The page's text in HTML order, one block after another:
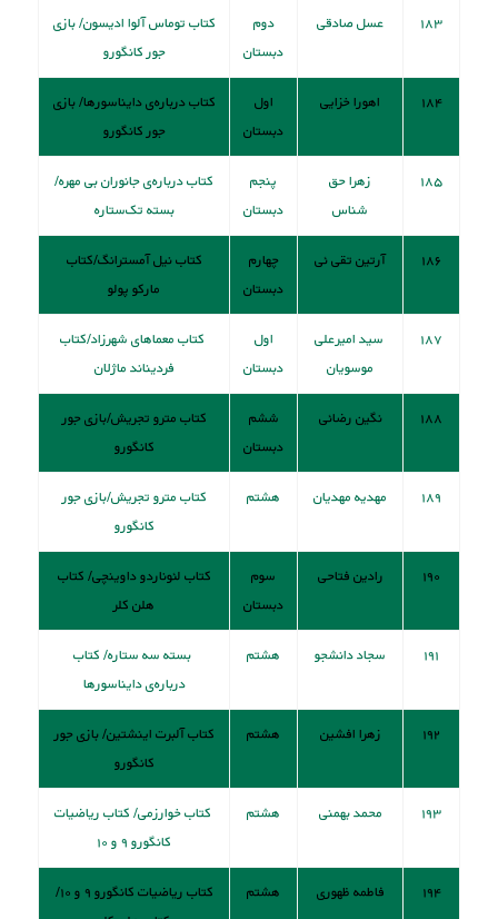
۱۸۳ عسل صادقی
دوم
دبستان
کتاب توماس آلوا اديسون/ بازی
جور کانگورو
۱۸۴ اهورا خزایی
اول
دبستان
کتاب دربار‌ه‌ی دایناسورها/ بازی
جور کانگورو
۱۸۵
زهرا حق
شناس
پنجم
دبستان
کتاب درباره‌ی جانوران بی مهره/
بسته تک‌ستاره
۱۸۶ آرتین تقی ئی
چهارم
دبستان
کتاب نيل آمسترانگ/کتاب
مارکو پولو
۱۸۷
سید امیرعلی
موسویان
اول
دبستان
کتاب معماهای شهرزاد/کتاب
فرديناند ماژلان
۱۸۸ نگین رضائی
ششم
دبستان
کتاب مترو تجریش/بازی جور
کانگورو
۱۸۹ مهدیه مهدیان هشتم
کتاب مترو تجریش/بازی جور
کانگورو
۱۹۰ رادین فتاحی
سوم
دبستان
کتاب لئوناردو داوينچی/ کتاب
هلن کلر
۱۹۱ سجاد دانشجو هشتم
بسته سه ستاره/ کتاب
دربار‌ه‌ی دایناسورها
۱۹۲ زهرا افشین هشتم
کتاب آلبرت اينشتين/ بازی جور
کانگورو
۱۹۳ محمد بهمنی هشتم
کتاب خوارزمی/ کتاب ریاضیات
کانگورو ۹ و ۱۰
۱۹۴ فاطمه ظهوری هشتم
کتاب ریاضیات کانگورو ۹ و ۱۰/